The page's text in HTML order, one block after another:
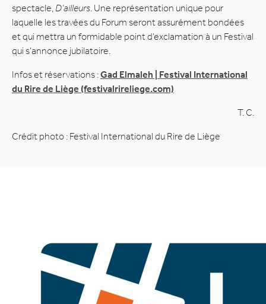
spectacle, D’ailleurs . Une représentation unique pour
laquelle les travées du Forum seront assurément bondées
et qui mettra un formidable point d’exclamation à un Festival
qui s’annonce jubilatoire.
Infos et réservations :Gad Elmaleh | Festival International
du Rire de Liège (festivalrireliege.com)
T. C.
Crédit photo : Festival International du Rire de Liège